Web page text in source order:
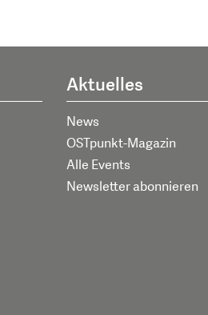
Aktuelles
News
OSTpunkt-Magazin
Alle Events
Newsletter abonnieren